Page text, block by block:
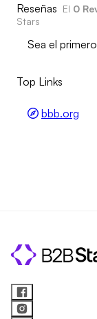
Reseñas El 0
Stars
Sea el
Top Links
bbb.org